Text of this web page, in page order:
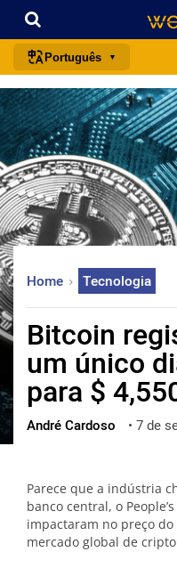
Português
português (BR)
english
español
français
italiano
deutsch
中文
한국어
العربية
ไทย
ქართული
Home Tecnologia
Bitcoin
um único
para $
André Cardoso • 7 de
Parece que a indústria
banco central, o
impactaram no preço
mercado global de